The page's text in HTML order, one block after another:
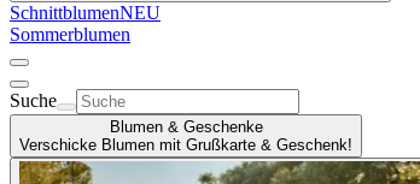
SchnittblumenNEU
Sommerblumen
Suche
Blumen & Geschenke
Verschicke Blumen mit Grußkarte & Geschenk!